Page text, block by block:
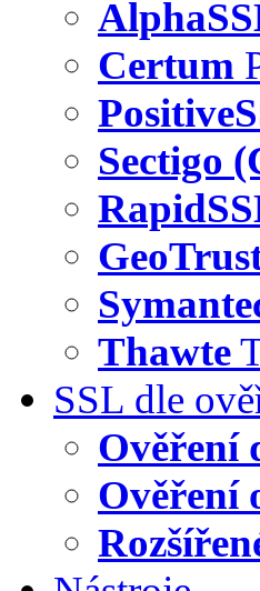
Certum
Sectigo
Thawte
SSL dle
Ověření
Ověření